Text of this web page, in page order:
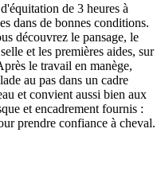
de 3 heures à
dans de bonnes conditions.
découvrez le pansage, le
et les premières aides, sur
le travail en manège,
au pas dans un cadre
et convient aussi bien aux
et encadrement fournis :
prendre confiance à cheval.